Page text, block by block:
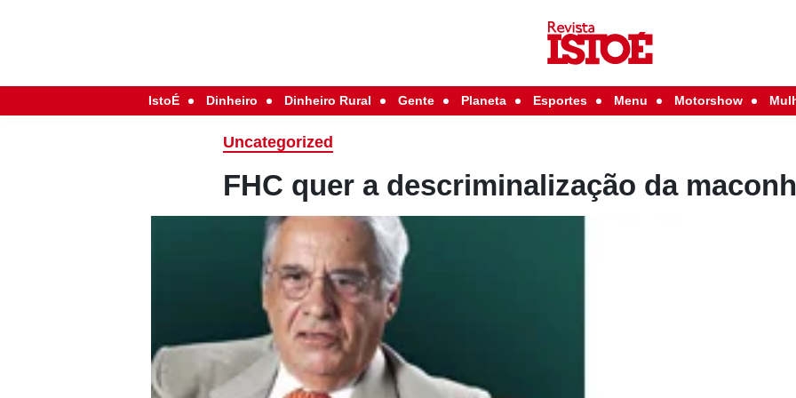
IstoÉ Dinheiro Dinheiro Rural Gente Planeta Esportes Menu Motorshow
Uncategorized
FHC quer a descriminalização da